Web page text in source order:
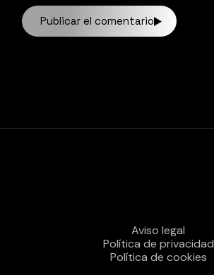
Publicar el comentario
Aviso legal
Política de privacidad
Política de cookies